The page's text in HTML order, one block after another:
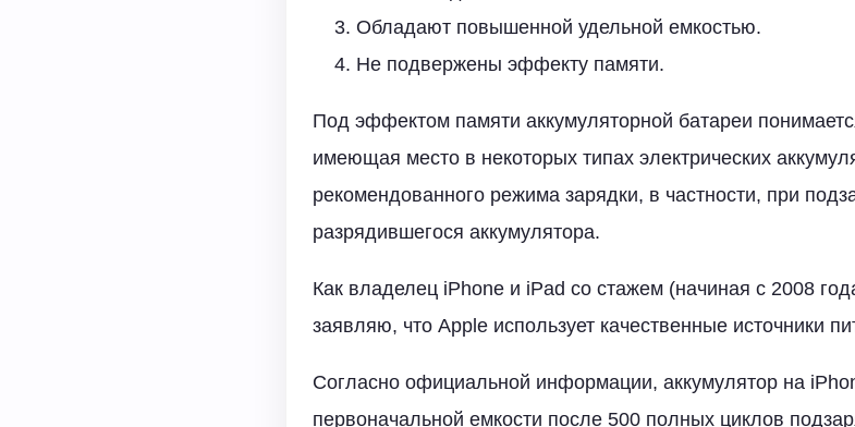
Обладают повышенной удельной емкостью.
Не подвержены эффекту памяти.
Под эффектом памяти аккумуляторной батареи
имеющая место в некоторых типах электрических
рекомендованного режима зарядки, в частности, при
разрядившегося аккумулятора.
Как владелец iPhone и iPad со стажем (начиная с 2008
заявляю, что Apple использует качественные источники
Согласно официальной информации, аккумулятор на
первоначальной емкости после 500 полных циклов